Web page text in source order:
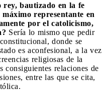
rey, bautizado en la fe
representante en
por el catolicismo,
Sería lo mismo que pedir
donde se
es aconfesional, a la vez
religiosas de la
consiguientes relaciones de
entre las que se cita,